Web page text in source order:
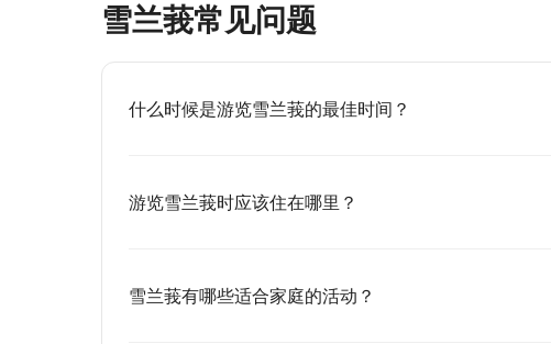
雪兰莪常见问题
什么时候是游览雪兰莪的最佳时间？
游览雪兰莪时应该住在哪里？
雪兰莪有哪些适合家庭的活动？